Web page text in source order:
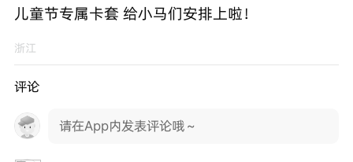
儿童节专属卡套 给小马们安排上啦！
浙江
评论
请在App内发表评论哦～